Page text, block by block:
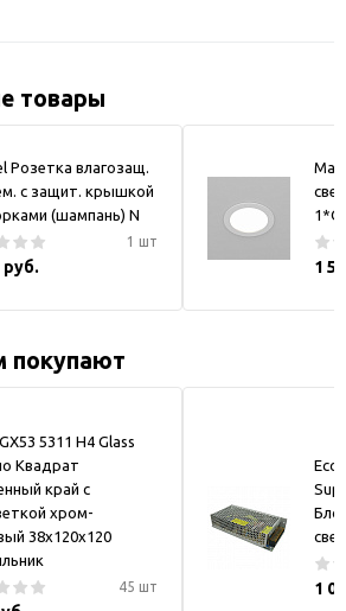
товары
Розетка влагозащ.
с защит. крышкой
(шампань) N
1 шт
руб. 1
покупают
5311 H4 Glass
Квадрат
край с
хром-
38x120x120
45 шт 1